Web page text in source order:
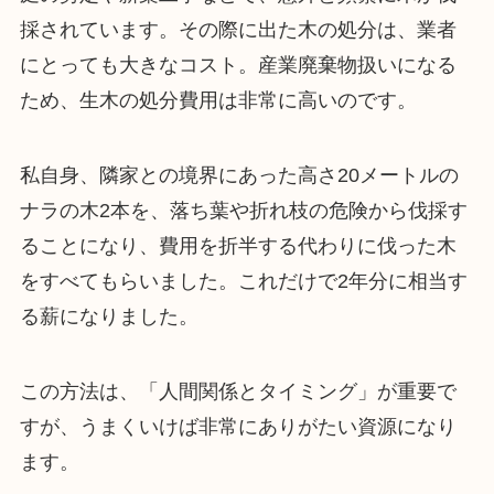
採されています。その際に出た木の処分は、業者
にとっても大きなコスト。産業廃棄物扱いになる
ため、生木の処分費用は非常に高いのです。
私自身、隣家との境界にあった高さ20メートルの
ナラの木2本を、落ち葉や折れ枝の危険から伐採す
ることになり、費用を折半する代わりに伐った木
をすべてもらいました。これだけで2年分に相当す
る薪になりました。
この方法は、「人間関係とタイミング」が重要で
すが、うまくいけば非常にありがたい資源になり
ます。